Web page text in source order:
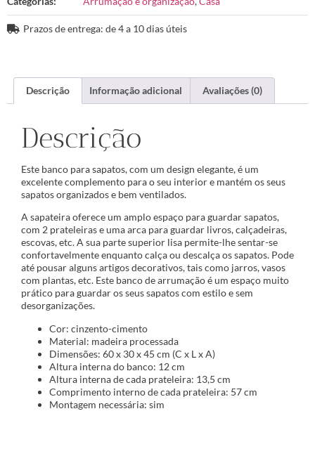
Prazos de entrega: de 4 a 10 dias úteis
Descrição Informação adicional Avaliações (0)
Descrição
Este banco para sapatos, com um design elegante, é um
excelente complemento para o seu interior e mantém os seus
sapatos organizados e bem ventilados.
A sapateira oferece um amplo espaço para guardar sapatos,
com 2 prateleiras e uma arca para guardar livros, calçadeiras,
escovas, etc. A sua parte superior lisa permite-lhe sentar-se
confortavelmente enquanto calça ou descalça os sapatos. Pode
até pousar alguns artigos decorativos, tais como jarros, vasos
com plantas, etc. Este banco de arrumação é um espaço muito
prático para guardar os seus sapatos com estilo e sem
desorganizações.
Cor: cinzento-cimento
Material: madeira processada
Dimensões: 60 x 30 x 45 cm (C x L x A)
Altura interna do banco: 12 cm
Altura interna de cada prateleira: 13,5 cm
Comprimento interno de cada prateleira: 57 cm
Montagem necessária: sim